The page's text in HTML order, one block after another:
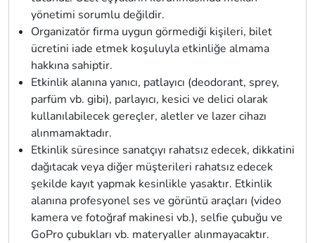
yönetimi sorumlu değildir.
Organizatör firma uygun görmediği kişileri, bilet
ücretini iade etmek koşuluyla etkinliğe almama
hakkına sahiptir.
Etkinlik alanına yanıcı, patlayıcı (deodorant, sprey,
parfüm vb. gibi), parlayıcı, kesici ve delici olarak
kullanılabilecek gereçler, aletler ve lazer cihazı
alınmamaktadır.
Etkinlik süresince sanatçıyı rahatsız edecek, dikkatini
dağıtacak veya diğer müşterileri rahatsız edecek
şekilde kayıt yapmak kesinlikle yasaktır. Etkinlik
alanına profesyonel ses ve görüntü araçları (video
kamera ve fotoğraf makinesi vb.), selfie çubuğu ve
GoPro çubukları vb. materyaller alınmayacaktır.